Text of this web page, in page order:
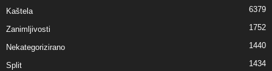
Kaštela 6379
Zanimljivosti 1752
Nekategorizirano 1440
Split 1434